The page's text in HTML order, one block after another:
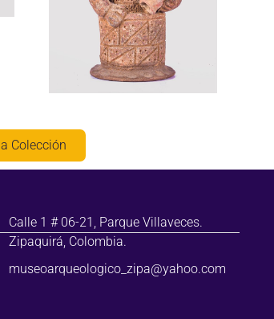
Colección
Calle 1 # 06-21, Parque Villaveces.
Zipaquirá, Colombia.
museoarqueologico_zipa@yahoo.com